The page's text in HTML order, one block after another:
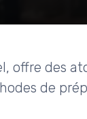
offre des
de